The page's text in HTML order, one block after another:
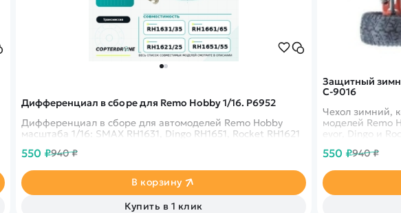
Дифференциал в сборе для Remo Hobby 1/16. P6952
Дифференциал в сборе для автомоделей Remo Hobby
масштаба 1/16: SMAX RH1631, Dingo RH1651, Rocket RH1621
550 ₽940 ₽
В корзину
Купить в 1 клик
Защитный
C-9016
Чехол зимний,
моделей Remo
evor, Dingo и
550 ₽940 ₽